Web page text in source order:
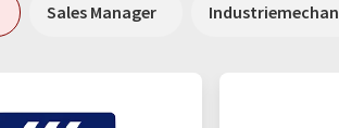
Sales Manager